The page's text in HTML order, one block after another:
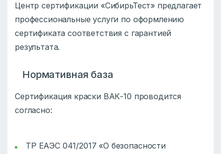
Центр сертификации «СибирьТест» предлагает
профессиональные услуги по оформлению
сертификата соответствия с гарантией
результата.
Нормативная база
Сертификация краски ВАК-10 проводится
согласно:
ТР ЕАЭС 041/2017 «О безопасности